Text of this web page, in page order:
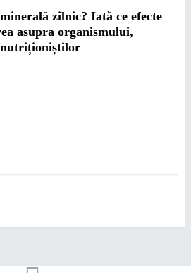
zilnic? Iată ce efecte
asupra organismului,